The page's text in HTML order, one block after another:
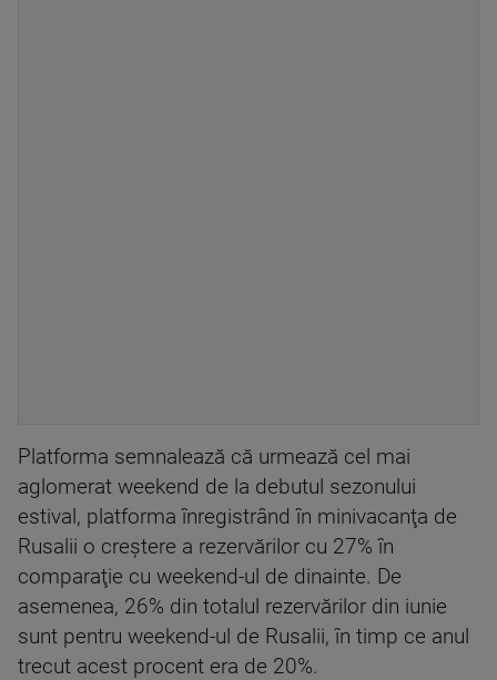
Platforma semnalează că urmează cel mai
aglomerat weekend de la debutul sezonului
estival, platforma înregistrând în minivacanţa de
Rusalii o creştere a rezervărilor cu 27% în
comparaţie cu weekend-ul de dinainte. De
asemenea, 26% din totalul rezervărilor din iunie
sunt pentru weekend-ul de Rusalii, în timp ce anul
trecut acest procent era de 20%.